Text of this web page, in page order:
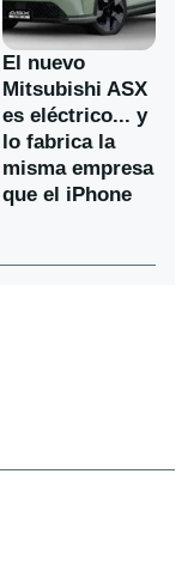
El nuevo
Mitsubishi ASX
es eléctrico... y
lo fabrica la
misma empresa
que el iPhone